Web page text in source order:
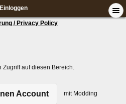
Einloggen
/ Privacy Policy
auf diesen Bereich.
Account mit Modding